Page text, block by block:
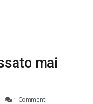
mai
1 Commenti